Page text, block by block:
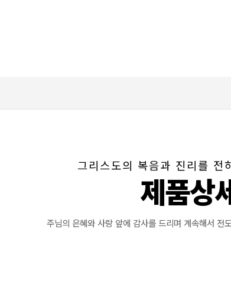
그리스도의 복음과 진리를 전
제품상
주님의 은혜와 사랑 앞에 감사를 드리며 계속해서 전